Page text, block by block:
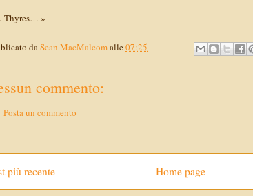
Thyres… »
daSean MacMalcomalle 07:25
commento:
Posta un commento
più recente Home page